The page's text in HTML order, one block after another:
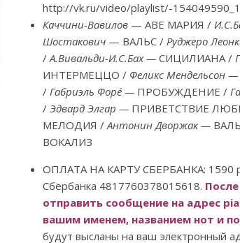
http://vk.ru/video/playlist/-154049590_1
Каччини-Вавилов— АВЕ МАРИЯ /
Шостакович— ВАЛЬС / Руджеро
/А.Вивальди-И.С.Бах — СИЦИЛИАНА /
ИНТЕРМЕЦЦО / Феликс Мендельсон —
/ Габриэль Форé — ПРОБУЖДЕНИЕ /
/ Эдвард Элгар — ПРИВЕТСТВИЕ
МЕЛОДИЯ /Антонин Дворжак —
ВОКАЛИЗ
ОПЛАТА НА КАРТУ СБЕРБАНКА: 1590
Сбербанка 4817760378015618.
отправить сообщение на адрес
вашим именем, названием нот и
будут высланы на ваш электронный